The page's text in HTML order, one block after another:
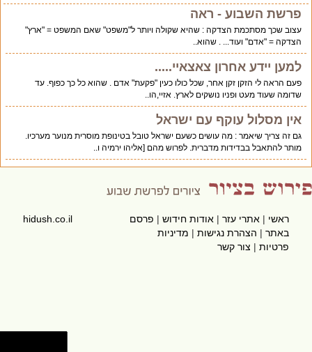
פרשת השבוע - ראה
עצוב שכך מסתכמת הצדקה : שהיא שקולה ויותר ל"משפט" שאם המשפט = "ארץ"
הצדקה = "אדם" ועוד... . שהוא..
למען יידע אחרון צאצאיי.....
פעם הראה לי הזקן זקן אחר, שכל כולו כעין "פקעת" אדם . שהוא כל כך כפוף. עד
שדומה שעוד מעט ופניו נושקים לארץ. אזיי,הו..
אין מסלול עוקף עם ישראל
גם זה צריך שיאמר : מה עושים כשעם ישראל טובל בטינופת מוסרית מנוער מערכיו.
מותר להתאבל בבדידות מדברית. לפרוש מהם [אליהו ירמיה ו..
ראשי|אתרי עזר|אודות חידוש|פרסם
באתר|הצהרת נגישות|מדיניות
פרטיות|צור קשר
hidush.co.il